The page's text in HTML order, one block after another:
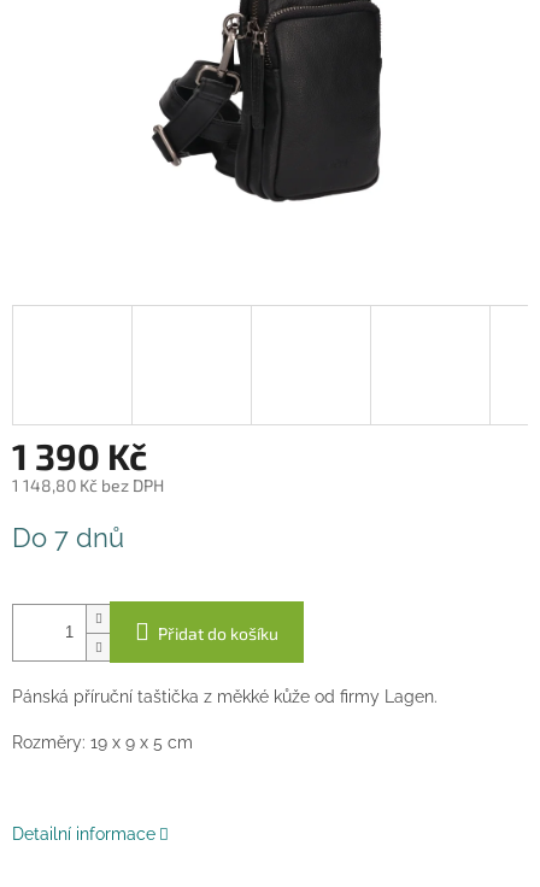
1 390 Kč
1 148,80 Kč bez DPH
cena:
Do 7 dnů
Přidat do košíku
Pánská příruční taštička z měkké kůže od firmy Lagen.
Rozměry: 19 x 9 x 5 cm
Detailní informace